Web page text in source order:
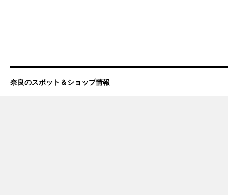
奈良のスポット＆ショップ情報